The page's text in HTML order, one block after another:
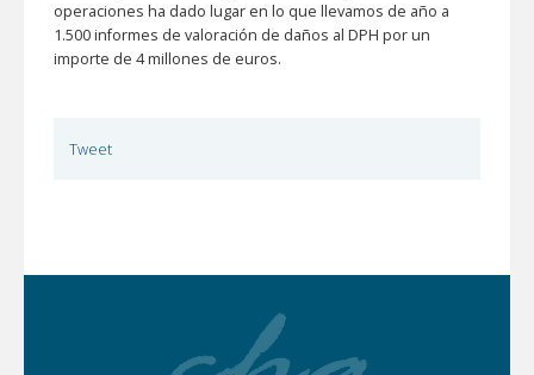
operaciones ha dado lugar en lo que llevamos de año a
1.500 informes de valoración de daños al DPH por un
importe de 4 millones de euros.
Tweet